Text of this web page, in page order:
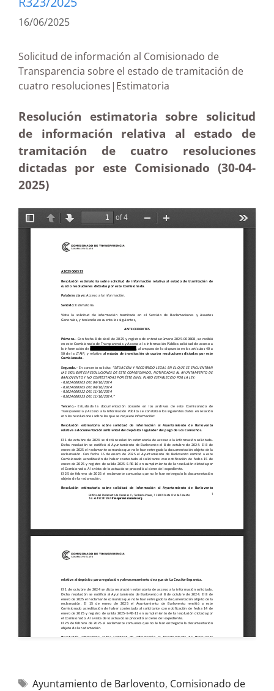
16/06/2025
Solicitud de información al Comisionado de
Transparencia sobre el estado de tramitación de
cuatro resoluciones|Estimatoria
Resolución estimatoria sobre solicitud
de información relativa al estado de
tramitación de cuatro resoluciones
dictadas por este Comisionado (30-04-
2025)
Ayuntamiento de Barlovento, Comisionado de